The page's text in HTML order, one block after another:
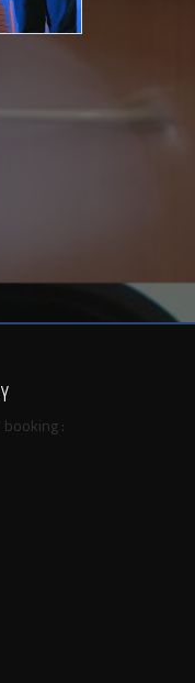
: